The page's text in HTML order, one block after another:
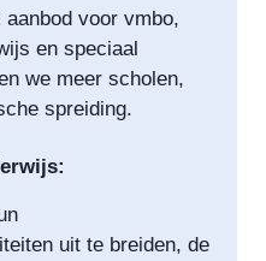
voor vmbo,
en speciaal
we meer scholen,
spreiding.
uit te breiden, de